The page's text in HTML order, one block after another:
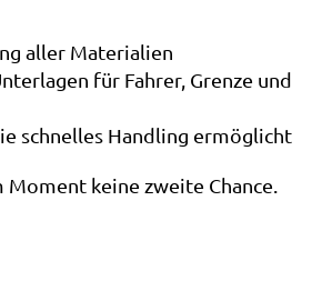
aller Materialien
für Fahrer, Grenze und
schnelles Handling ermöglicht
Moment keine zweite Chance.